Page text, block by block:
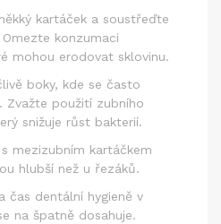
kartáček a soustřeďte
konzumaci
mohou erodovat sklovinu.
boky, kde se často
Zvažte použití zubního
snižuje růst bakterií.
mezizubním kartáčkem
hlubší než u řezáků.
čas dentální hygieně v
na špatně dosahuje.